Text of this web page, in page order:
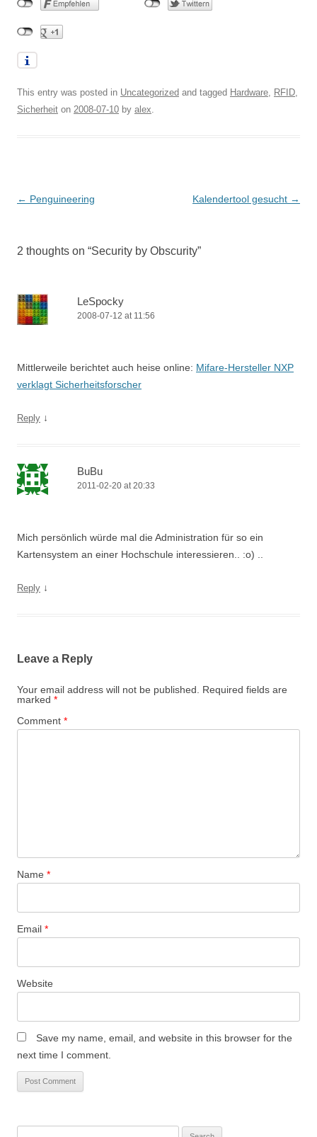
This entry was posted in Uncategorized and tagged Hardware, RFID,
Sicherheit on 2008-07-10 by alex.
Post
← Penguineering Kalendertool gesucht →
2 thoughts on “Security by Obscurity”
LeSpocky
2008-07-12 at 11:56
Mittlerweile berichtet auch heise online: Mifare-Hersteller NXP
verklagt Sicherheitsforscher
Reply ↓
BuBu
2011-02-20 at 20:33
Mich persönlich würde mal die Administration für so ein
Kartensystem an einer Hochschule interessieren.. :o) ..
Reply ↓
Leave a Reply
Your email address will not be published.
Required fields are
marked *
Comment *
Name *
Email *
Website
Save my name, email, and website in this browser for the
next time I comment.